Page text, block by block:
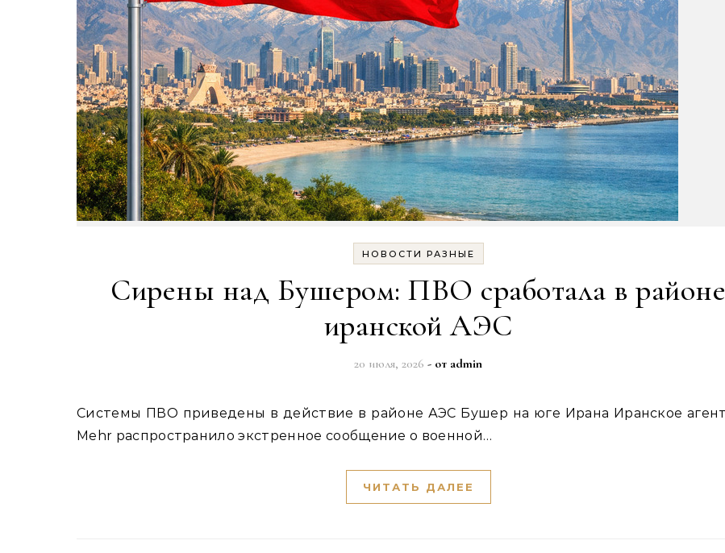
НОВОСТИ РАЗНЫЕ
Сирены над Бушером: ПВО сработала в районе
иранской АЭС
20 июля, 2026 - от admin
Системы ПВО приведены в действие в районе АЭС Бушер на юге Ирана Иранское агентство
Mehr распространило экстренное сообщение о военной…
ЧИТАТЬ ДАЛЕЕ